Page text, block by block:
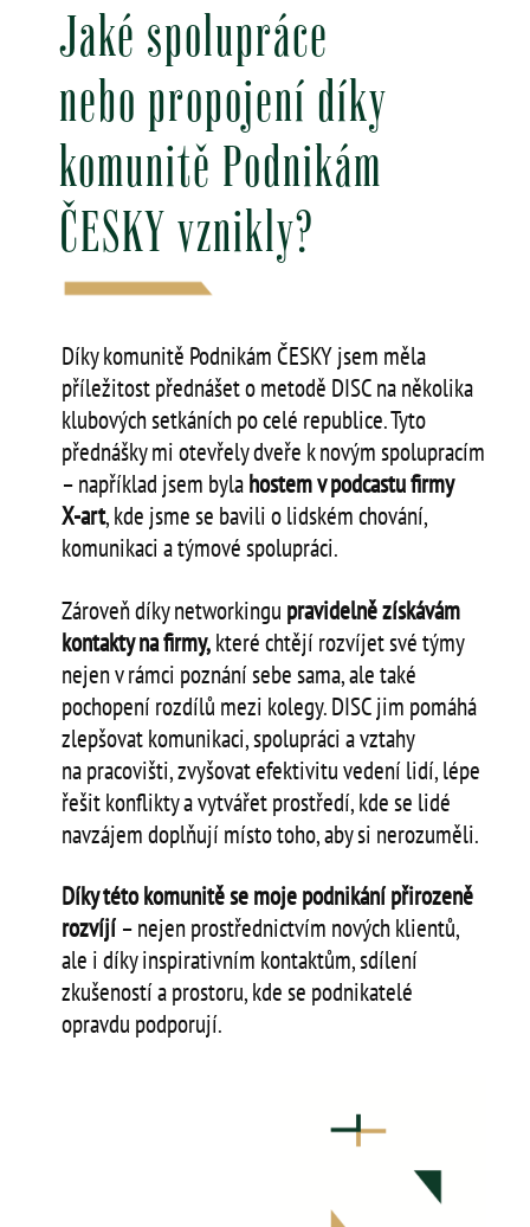
Jaké spolupráce
nebo propojení díky
komunitě Podnikám
ČESKY vznikly?
Díky komunitě Podnikám ČESKY jsem měla
příležitost přednášet o metodě DISC na několika
klubových setkáních po celé republice. Tyto
přednášky mi otevřely dveře k novým spolupracím
– například jsem bylahostem v podcastu firmy
X‑art, kde jsme se bavili o lidském chování,
komunikaci a týmové spolupráci.
Zároveň díky networkingu pravidelně získávám
kontakty na firmy,které chtějí rozvíjet své týmy
nejen v rámci poznání sebe sama, ale také
pochopení rozdílů mezi kolegy. DISC jim pomáhá
zlepšovat komunikaci, spolupráci a vztahy
na pracovišti, zvyšovat efektivitu vedení lidí, lépe
řešit konflikty a vytvářet prostředí, kde se lidé
navzájem doplňují místo toho, aby si nerozuměli.
Díky této komunitě se moje podnikání přirozeně
rozvíjí – nejen prostřednictvím nových klientů,
ale i díky inspirativním kontaktům, sdílení
zkušeností a prostoru, kde se podnikatelé
opravdu podporují.